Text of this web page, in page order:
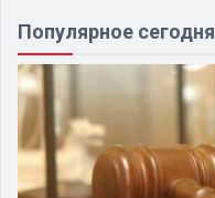
Популярное сегодня